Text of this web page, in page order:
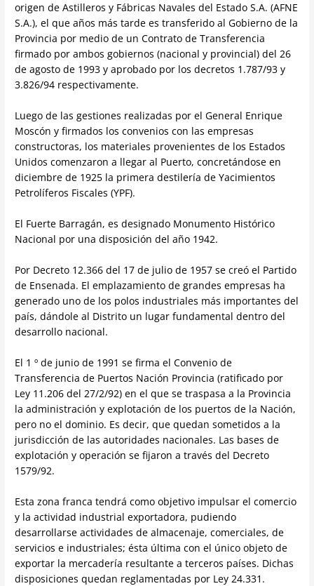
origen de Astilleros y Fábricas Navales del Estado S.A. (AFNE
S.A.), el que años más tarde es transferido al Gobierno de la
Provincia por medio de un Contrato de Transferencia
firmado por ambos gobiernos (nacional y provincial) del 26
de agosto de 1993 y aprobado por los decretos 1.787/93 y
3.826/94 respectivamente.
Luego de las gestiones realizadas por el General Enrique
Moscón y firmados los convenios con las empresas
constructoras, los materiales provenientes de los Estados
Unidos comenzaron a llegar al Puerto, concretándose en
diciembre de 1925 la primera destilería de Yacimientos
Petrolíferos Fiscales (YPF).
El Fuerte Barragán, es designado Monumento Histórico
Nacional por una disposición del año 1942.
Por Decreto 12.366 del 17 de julio de 1957 se creó el Partido
de Ensenada. El emplazamiento de grandes empresas ha
generado uno de los polos industriales más importantes del
país, dándole al Distrito un lugar fundamental dentro del
desarrollo nacional.
El 1 º de junio de 1991 se firma el Convenio de
Transferencia de Puertos Nación Provincia (ratificado por
Ley 11.206 del 27/2/92) en el que se traspasa a la Provincia
la administración y explotación de los puertos de la Nación,
pero no el dominio. Es decir, que quedan sometidos a la
jurisdicción de las autoridades nacionales. Las bases de
explotación y operación se fijaron a través del Decreto
1579/92.
Esta zona franca tendrá como objetivo impulsar el comercio
y la actividad industrial exportadora, pudiendo
desarrollarse actividades de almacenaje, comerciales, de
servicios e industriales; ésta última con el único objeto de
exportar la mercadería resultante a terceros países. Dichas
disposiciones quedan reglamentadas por Ley 24.331.